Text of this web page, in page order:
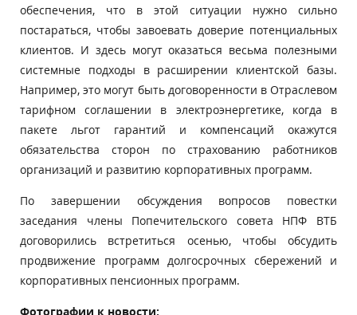
обеспечения, что в этой ситуации нужно сильно
постараться, чтобы завоевать доверие потенциальных
клиентов. И здесь могут оказаться весьма полезными
системные подходы в расширении клиентской базы.
Например, это могут быть договоренности в Отраслевом
тарифном соглашении в электроэнергетике, когда в
пакете льгот гарантий и компенсаций окажутся
обязательства сторон по страхованию работников
организаций и развитию корпоративных программ.
По завершении обсуждения вопросов повестки
заседания члены Попечительского совета НПФ ВТБ
договорились встретиться осенью, чтобы обсудить
продвижение программ долгосрочных сбережений и
корпоративных пенсионных программ.
Фотографии к новости: